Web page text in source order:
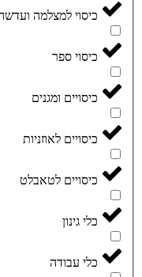
כיסוי למצלמה ועדשה
כיסוי ספר
כיסויים ומגנים
כיסויים לאוזניות
כיסויים לטאבלט
כלי גינון
כלי עבודה